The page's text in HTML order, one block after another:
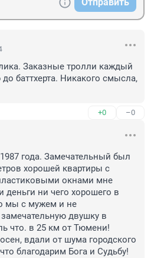
Заказные тролли каждый
баттхерта. Никакого смысла,
+0 –0
года. Замечательный был
хорошей квартиры с
окнами мне
деньги ни чего хорошего в
мы с мужем и не
двушку в
что. в 25 км от Тюмени!
вдали от шума городского
благодарим Бога и Судьбу!